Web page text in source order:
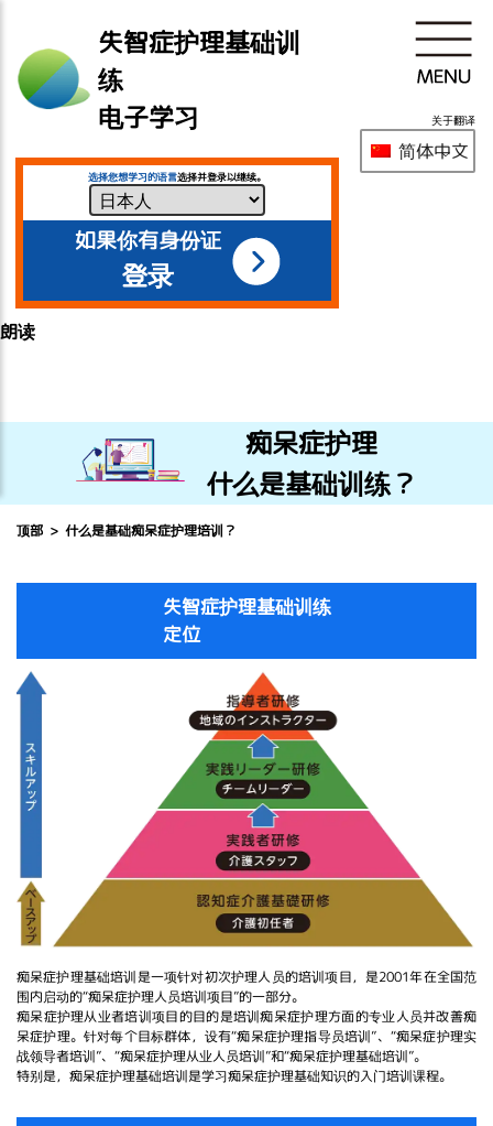
失智症护理基础训
练
电子学习
选择您想学习的语言选择并登录以继续。
如果你有身份证
登录
朗读
关于翻译
简体中文
痴呆症护理
什么是基础训练？
顶部 什么是基础痴呆症护理培训？
失智症护理基础训练
定位
痴呆症护理基础培训是一项针对初次护理人员的培训项目，是2001年在全国范
围内启动的“痴呆症护理人员培训项目”的一部分。
痴呆症护理从业者培训项目的目的是培训痴呆症护理方面的专业人员并改善痴
呆症护理。针对每个目标群体，设有“痴呆症护理指导员培训”、“痴呆症护理实
战领导者培训”、“痴呆症护理从业人员培训”和“痴呆症护理基础培训”。
特别是，痴呆症护理基础培训是学习痴呆症护理基础知识的入门培训课程。